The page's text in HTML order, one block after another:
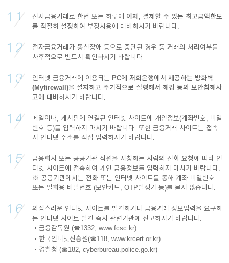
전자금융거래로 한번 또는 하루에 이체, 결제할 수 있는 최고금액한도
를 적절히 설정하여 부정사용에 대비하시기 바랍니다.
전자금융거래가 통신장애 등으로 중단된 경우 동 거래의 처리여부를
사후적으로 반드시 확인하시기 바랍니다.
인터넷 금융거래에 이용되는 PC에 저희은행에서 제공하는 방화벽
(Myfirewall)을 설치하고 주기적으로 실행해서 해킹 등의 보안침해사
고에 대비 하시기 바랍니다.
메일이나, 게시판에 연결된 인터넷 사이트에 개인정보(계좌번호, 비밀
번호 등)를 입력하지 마시기 바랍니다. 또한 금융거래 사이트는 접속
시 인터넷 주소를 직접 입력하시기 바랍니다.
금융회사 또는 공공기관 직원을 사칭하는 사람의 전화 요청에 따라 인
터넷 사이트에 접속하여 개인 금융정보를 입력하지 마시기 바랍니다.
※ 공공기관에서는 전화 또는 인터넷 사이트를 통해 계좌 비밀번호
또는 일회용 비밀번호 (보안카드, OTP발생기 등)를 묻지 않습니다.
의심스러운 인터넷 사이트를 발견하거나 금융거래 정보입력을 요구하
는 인터넷 사이트 발견 즉시 관련기관에 신고하시기 바랍니다.
금융감독원 (☎1332, www.fcsc.kr)
한국인터넷진흥원(☎118, www.krcert.or.kr)
경찰청 (☎182, cyberbureau.police.go.kr)